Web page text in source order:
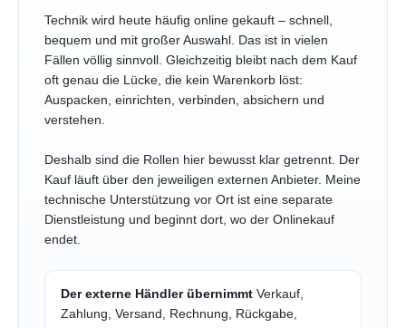
Technik wird heute häufig online gekauft – schnell,
bequem und mit großer Auswahl. Das ist in vielen
Fällen völlig sinnvoll. Gleichzeitig bleibt nach dem Kauf
oft genau die Lücke, die kein Warenkorb löst:
Auspacken, einrichten, verbinden, absichern und
verstehen.
Deshalb sind die Rollen hier bewusst klar getrennt. Der
Kauf läuft über den jeweiligen externen Anbieter. Meine
technische Unterstützung vor Ort ist eine separate
Dienstleistung und beginnt dort, wo der Onlinekauf
endet.
Der externe Händler übernimmt Verkauf,
Zahlung, Versand, Rechnung, Rückgabe,